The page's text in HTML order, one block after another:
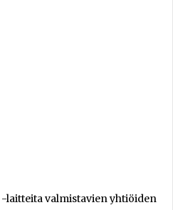
laitteita valmistavien yhtiöiden